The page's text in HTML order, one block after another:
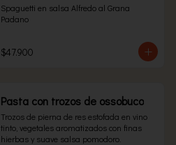
Spaguetti en salsa Alfredo al Grana
Padano
$47.900
Pasta con trozos de ossobuco
Trozos de pierna de res estofada en vino
tinto, vegetales aromatizados con finas
hierbas y suave salsa pomodoro.